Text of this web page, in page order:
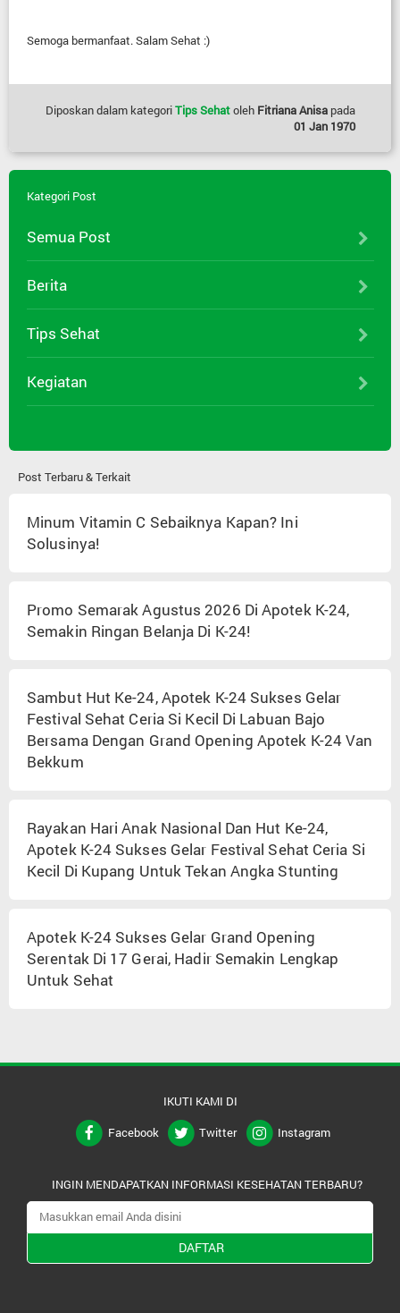
Semoga bermanfaat. Salam Sehat :)
Diposkan dalam kategoriTips Sehatoleh Fitriana Anisa pada
01 Jan 1970
Kategori Post
Semua Post
Berita
Tips Sehat
Kegiatan
Post Terbaru & Terkait
Minum Vitamin C Sebaiknya Kapan? Ini
Solusinya!
Promo Semarak Agustus 2026 Di Apotek K-24,
Semakin Ringan Belanja Di K-24!
Sambut Hut Ke-24, Apotek K-24 Sukses Gelar
Festival Sehat Ceria Si Kecil Di Labuan Bajo
Bersama Dengan Grand Opening Apotek K-24 Van
Bekkum
Rayakan Hari Anak Nasional Dan Hut Ke-24,
Apotek K-24 Sukses Gelar Festival Sehat Ceria Si
Kecil Di Kupang Untuk Tekan Angka Stunting
Apotek K-24 Sukses Gelar Grand Opening
Serentak Di 17 Gerai, Hadir Semakin Lengkap
Untuk Sehat
IKUTI KAMI DI
Facebook
Twitter Instagram
INGIN MENDAPATKAN INFORMASI KESEHATAN TERBARU?
DAFTAR